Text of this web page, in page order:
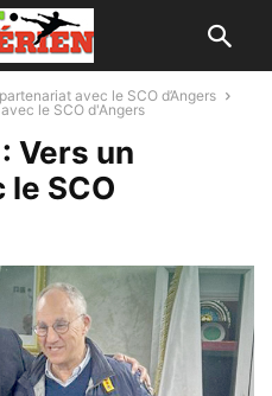
avec le SCO d’Angers
le SCO d'Angers
Vers un
SCO